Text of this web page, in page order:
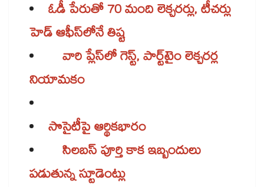
ఓడీ పేరుతో 70 మంది లెక్చరర్లు, టీచర్లు
హెడ్‌‌‌‌‌‌‌‌‌‌‌‌‌‌‌‌‌‌‌‌‌‌‌‌‌‌‌‌‌‌‌‌ ఆఫీస్‌‌‌‌‌‌‌‌‌‌‌‌‌‌‌‌‌‌‌‌‌‌‌‌‌‌‌‌‌‌‌‌లోనే తిష్ట
వారి ప్లేస్‌‌‌‌‌‌‌‌‌‌‌‌‌‌‌‌‌‌‌‌‌‌‌‌‌‌‌‌‌‌‌‌లో గెస్ట్, పార్ట్‌‌‌‌‌‌‌‌‌‌‌‌‌‌‌‌‌‌‌‌‌‌‌‌‌‌‌‌‌‌‌‌టైం లెక్చరర్ల
నియామకం
సొసైటీపై ఆర్థికభారం
సిలబస్‌‌‌‌‌‌‌‌‌‌‌‌‌‌‌‌‌‌‌‌‌‌‌‌‌‌‌‌‌‌‌‌ పూర్తి కాక ఇబ్బందులు
పడుతున్న స్టూడెంట్లు